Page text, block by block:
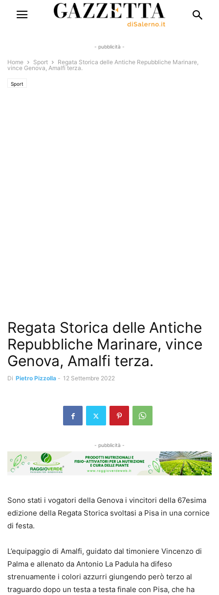
- pubblicità -
Home Sport
Regata Storica delle Antiche Repubbliche Marinare,
vince Genova, Amalfi terza.
Sport
Regata Storica delle Antiche
Repubbliche Marinare, vince
Genova, Amalfi terza.
Di Pietro Pizzolla - 12 Settembre 2022
- pubblicità -
Sono stati i vogatori della Genova i vincitori della 67esima
edizione della Regata Storica svoltasi a Pisa in una cornice
di festa.
L’equipaggio di Amalfi, guidato dal timoniere Vincenzo di
Palma e allenato da Antonio La Padula ha difeso
strenuamente i colori azzurri giungendo però terzo al
traguardo dopo un testa a testa finale con Pisa, che ha